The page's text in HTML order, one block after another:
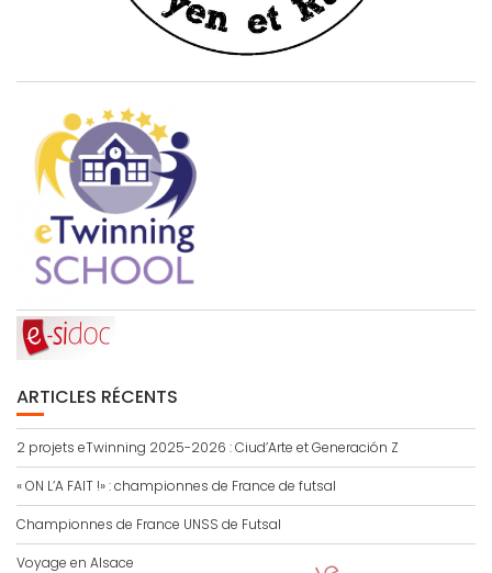
ARTICLES RÉCENTS
2 projets eTwinning 2025-2026 : Ciud’Arte et Generación Z
« ON L’A FAIT !» : championnes de France de futsal
Championnes de France UNSS de Futsal
Voyage en Alsace